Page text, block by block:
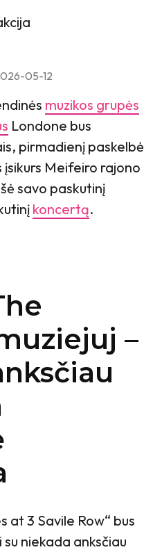
05-12
muzikos grupės
Londone bus
pirmadienį paskelbė
įsikurs Meifeiro rajono
savo paskutinį
koncertą.
–
at 3 Savile Row“ bus
niekada anksčiau